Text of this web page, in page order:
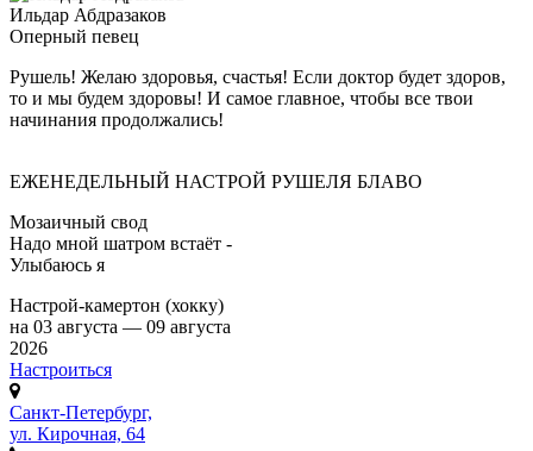
Ильдар Абдразаков
Оперный певец
Рушель! Желаю здоровья, счастья! Если доктор будет здоров,
то и мы будем здоровы! И самое главное, чтобы все твои
начинания продолжались!
ЕЖЕНЕДЕЛЬНЫЙ НАСТРОЙ РУШЕЛЯ БЛАВО
Мозаичный свод
Надо мной шатром встаёт -
Улыбаюсь я
Настрой-камертон (хокку)
на 03 августа — 09 августа
2026
Настроиться
Санкт-Петербург,
ул. Кирочная, 64